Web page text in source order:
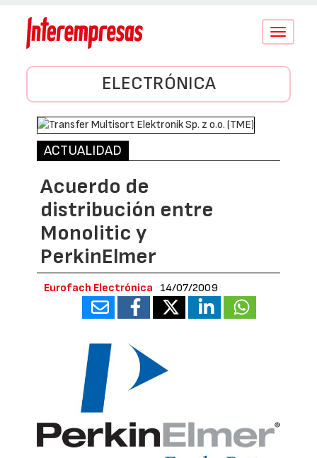
Conmutar
ELECTRÓNICA
ACTUALIDAD
Acuerdo de
distribución entre
Monolitic y
PerkinElmer
Eurofach Electrónica 14/07/2009